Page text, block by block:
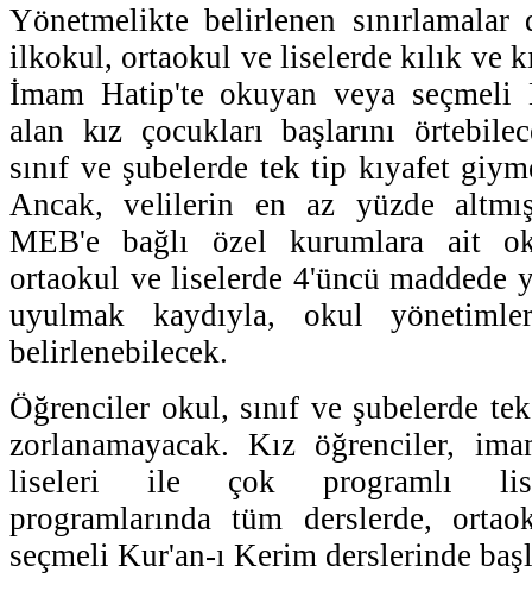
Yönetmelikte belirlenen sınırlamalar
ilkokul, ortaokul ve liselerde kılık ve
İmam Hatip'te okuyan veya seçmeli
alan kız çocukları başlarını
sınıf ve şubelerde tek tip kıyafet
Ancak, velilerin en az yüzde
MEB'e bağlı özel kurumlara ait
ortaokul ve liselerde 4'üncü maddede
uyulmak kaydıyla, okul
belirlenebilecek.
Öğrenciler okul, sınıf ve şubelerde
zorlanamayacak. Kız öğrenciler,
liseleri ile çok programlı
programlarında tüm derslerde,
seçmeli Kur'an-ı Kerim derslerinde